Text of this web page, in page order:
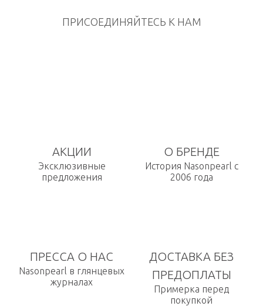
ПРИСОЕДИНЯЙТЕСЬ К НАМ
АКЦИИ
Эксклюзивные
предложения
О БРЕНДЕ
История Nasonpearl с
2006 года
ПРЕССА О НАС
Nasonpearl в глянцевых
журналах
ДОСТАВКА БЕЗ
ПРЕДОПЛАТЫ
Примерка перед
покупкой